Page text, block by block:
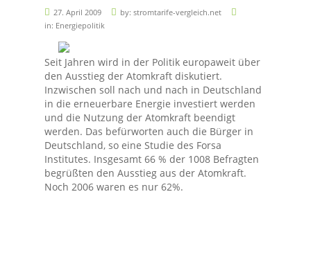
27. April 2009 by: stromtarife-vergleich.net
in: Energiepolitik
Seit Jahren wird in der Politik europaweit über
den Ausstieg der Atomkraft diskutiert.
Inzwischen soll nach und nach in Deutschland
in die erneuerbare Energie investiert werden
und die Nutzung der Atomkraft beendigt
werden. Das befürworten auch die Bürger in
Deutschland, so eine Studie des Forsa
Institutes. Insgesamt 66 % der 1008 Befragten
begrüßten den Ausstieg aus der Atomkraft.
Noch 2006 waren es nur 62%.